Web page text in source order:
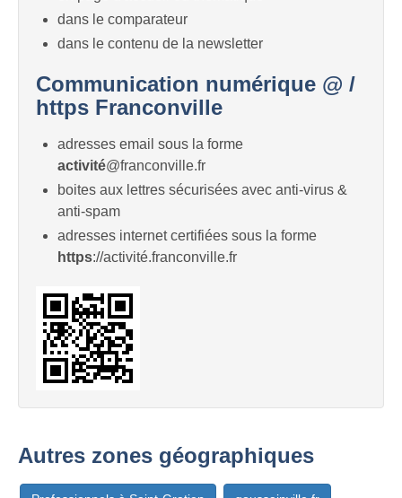
dans le comparateur
dans le contenu de la newsletter
Communication numérique @ /
https Franconville
adresses email sous la forme
activité@franconville.fr
boites aux lettres sécurisées avec anti-virus &
anti-spam
adresses internet certifiées sous la forme
https://activité.franconville.fr
Autres zones géographiques